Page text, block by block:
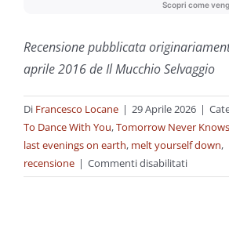
Recensione pubblicata
aprile 2016 de Il Mucchio Selvaggio
Di Francesco Locane | 29 Aprile 2026 |
To Dance With You,Tomorrow Never Knows
last evenings on earth, melt yourself down,
recensione | Commenti disabilitatisu
Dagli